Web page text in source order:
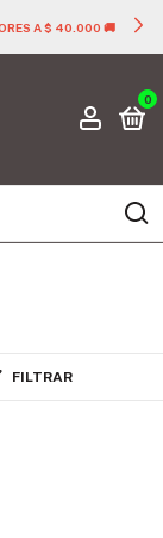
A $ 40.000 🚚
0
FILTRAR